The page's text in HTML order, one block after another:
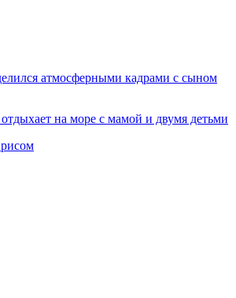
атмосферными кадрами с сыном
на море с мамой и двумя детьми